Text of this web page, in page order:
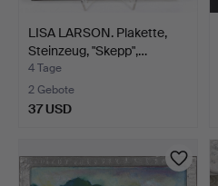
LISA LARSON. Plakette,
Steinzeug, "Skepp",…
4 Tage
2 Gebote
37 USD